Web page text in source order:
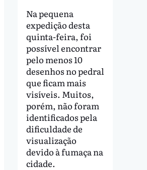
Na pequena
expedição desta
quinta-feira, foi
possível encontrar
pelo menos 10
desenhos no pedral
que ficam mais
visíveis. Muitos,
porém, não foram
identificados pela
dificuldade de
visualização
devido à fumaça na
cidade.